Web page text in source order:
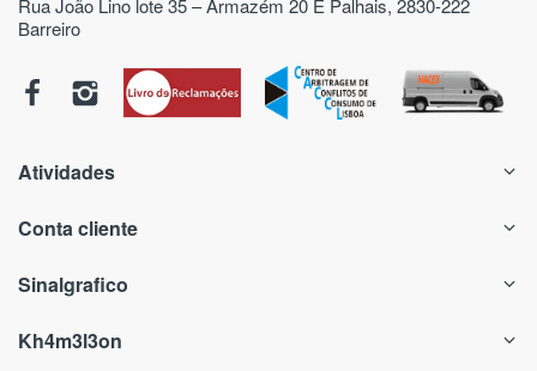
Rua João Lino lote 35 – Armazém 20 E Palhais, 2830-222
Barreiro
Atividades
Conta cliente
Sinalgrafico
Kh4m3l3on